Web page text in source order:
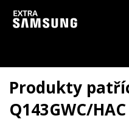
Vzhledem k aktuální situaci se
zpozdit.
Produkty
Q143GWC/HAC